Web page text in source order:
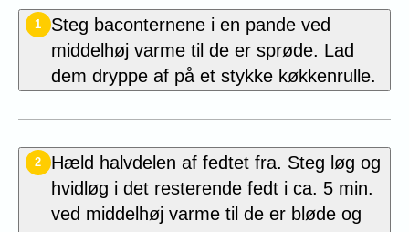
1
Steg baconternene i en pande ved
middelhøj varme til de er sprøde. Lad
dem dryppe af på et stykke køkkenrulle.
2
Hæld halvdelen af fedtet fra. Steg løg og
hvidløg i det resterende fedt i ca. 5 min.
ved middelhøj varme til de er bløde og